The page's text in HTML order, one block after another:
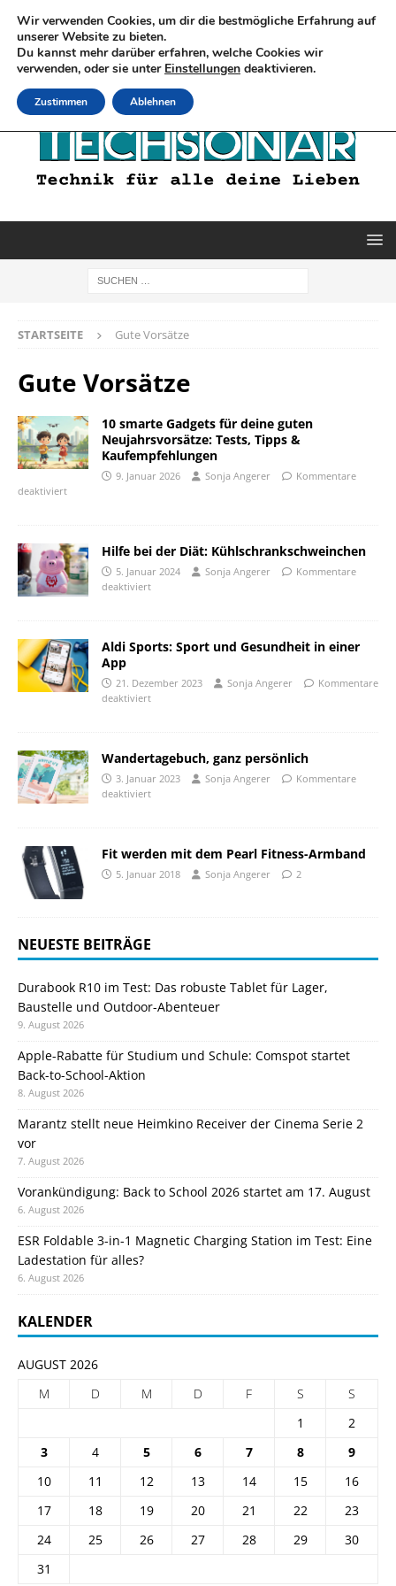
STARTSEITE Gute Vorsätze
Gute Vorsätze
10 smarte Gadgets für deine guten
Neujahrsvorsätze: Tests, Tipps &
Kaufempfehlungen
9. Januar 2026 Sonja Angerer
Kommentare
deaktiviert
Hilfe bei der Diät: Kühlschrankschweinchen
5. Januar 2024 Sonja Angerer
Kommentare
deaktiviert
Aldi Sports: Sport und Gesundheit in einer
App
21. Dezember 2023 Sonja Angerer
Kommentare
deaktiviert
Wandertagebuch, ganz persönlich
3. Januar 2023 Sonja Angerer
Kommentare
deaktiviert
Fit werden mit dem Pearl Fitness-Armband
5. Januar 2018 Sonja Angerer 2
NEUESTE BEITRÄGE
Durabook R10 im Test: Das robuste Tablet für Lager,
Baustelle und Outdoor-Abenteuer
9. August 2026
Apple-Rabatte für Studium und Schule: Comspot startet
Back-to-School-Aktion
8. August 2026
Marantz stellt neue Heimkino Receiver der Cinema Serie 2
vor
7. August 2026
Vorankündigung: Back to School 2026 startet am 17. August
6. August 2026
ESR Foldable 3-in-1 Magnetic Charging Station im Test: Eine
Ladestation für alles?
6. August 2026
KALENDER
AUGUST 2026
M
D M D F S
S
1
2
3
4 5 6 7 8
9
10
11 12 13 14 15
16
17
18 19 20 21 22
23
24
25 26 27 28 29
30
31
Wir verwenden Cookies, um dir die bestmögliche Erfahrung auf
unserer Website zu bieten.
Du kannst mehr darüber erfahren, welche Cookies wir
verwenden, oder sie unter Einstellungen deaktivieren.
Zustimmen Ablehnen